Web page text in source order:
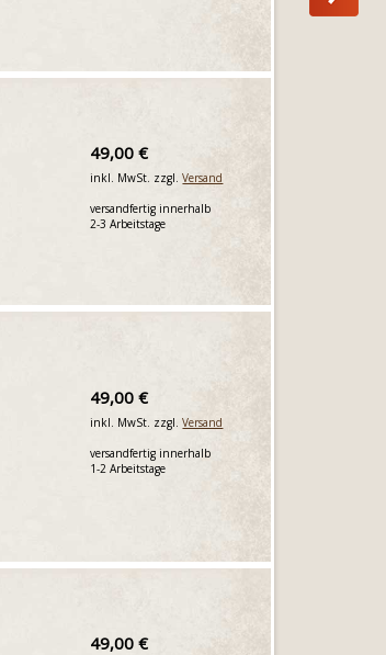
49,00 €
inkl. MwSt. zzgl.Versand
versandfertig innerhalb
2-3 Arbeitstage
49,00 €
inkl. MwSt. zzgl.Versand
versandfertig innerhalb
1-2 Arbeitstage
49,00 €